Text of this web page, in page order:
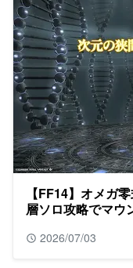
【FF14】オメガ
層ソロ攻略でマウ
2026/07/03